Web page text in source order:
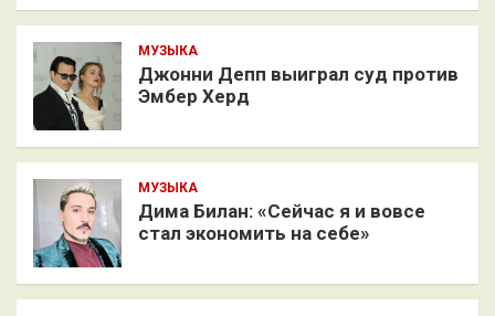
МУЗЫКА
Джонни Депп выиграл суд против
Эмбер Херд
МУЗЫКА
Дима Билан: «Сейчас я и вовсе
стал экономить на себе»